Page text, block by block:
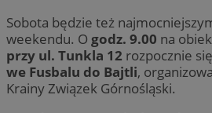
Sobota będzie też
weekendu. O godz. 9.00 na
przy ul. Tunkla 12 rozpocznie się
we Fusbalu do Bajtli,
Krainy Związek Górnośląski.